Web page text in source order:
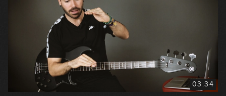
pentatónica en muchas situaciones armónicas distintas.
03:34